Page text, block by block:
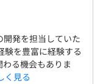
発を担当していた
を豊富に経験する
る機会もありま
く見る